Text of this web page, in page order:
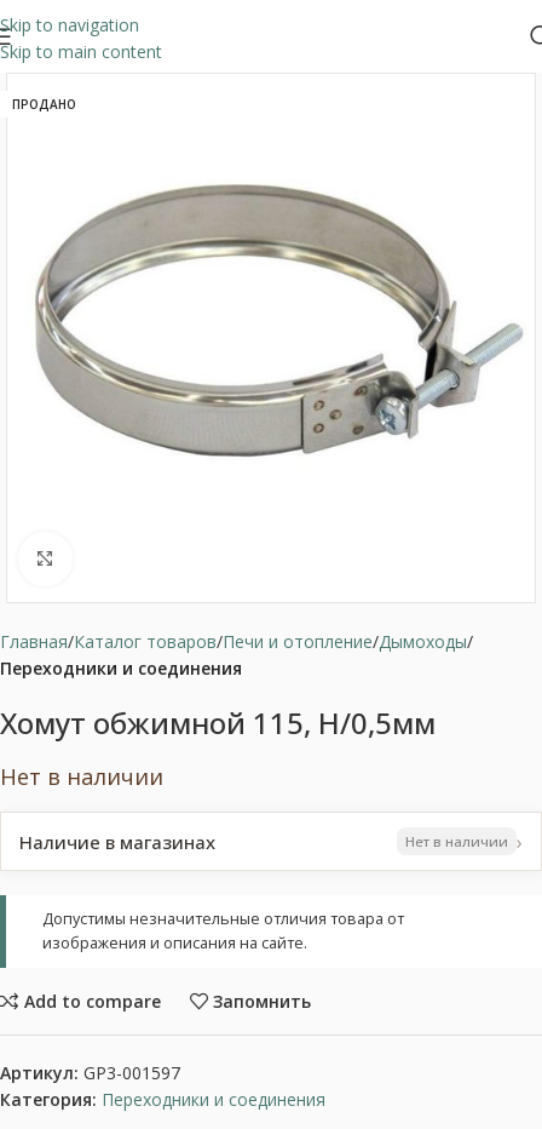
Skip to navigation
Skip to main content
ПРОДАНО
Главная Каталог товаров Печи и отопление Дымоходы
Переходники и соединения
Хомут обжимной 115, Н/0,5мм
Нет в наличии
Наличие в магазинах Нет в наличии ›
Допустимы незначительные отличия товара от
изображения и описания на сайте.
Add to compare Запомнить
Артикул: GP3-001597
Категория: Переходники и соединения